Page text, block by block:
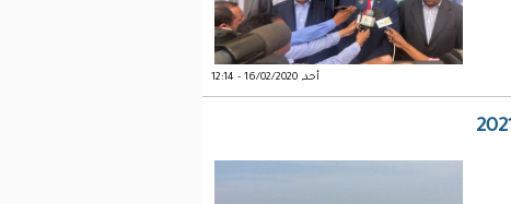
أحد, 16/02/2020 - 12:14